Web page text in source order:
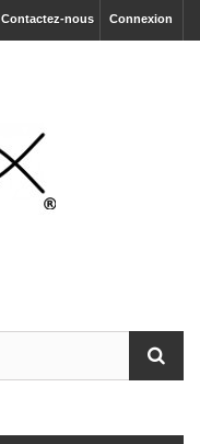
Connexion
Contactez-nous